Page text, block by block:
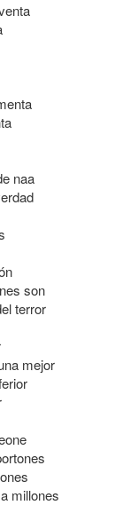
naa
son
terror
mejor
millones